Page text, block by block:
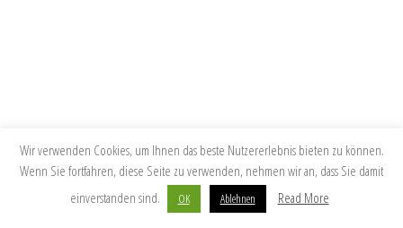
Wir verwenden Cookies, um Ihnen das beste Nutzererlebnis bieten zu können.
Wenn Sie fortfahren, diese Seite zu verwenden, nehmen wir an, dass Sie damit
einverstanden sind.
OK Ablehnen Read More